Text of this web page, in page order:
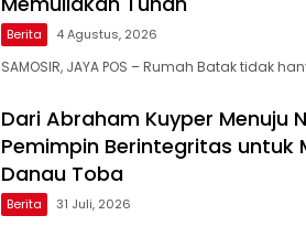
Berita 4 Agustus, 2026
SAMOSIR, JAYA POS – Rumah Batak tidak
Dari Abraham Kuyper Menuju
Pemimpin Berintegritas untuk
Danau Toba
Berita 31 Juli, 2026